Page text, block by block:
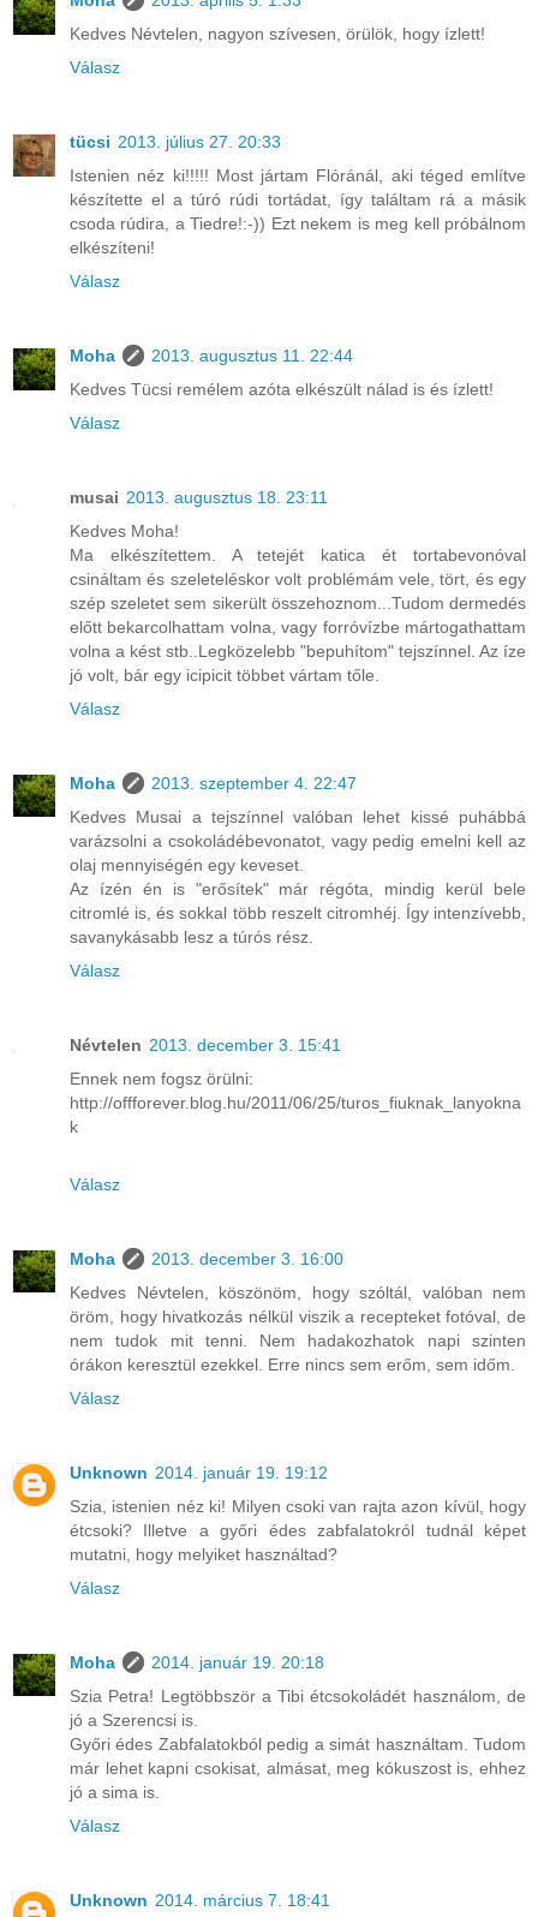
Kedves Névtelen, nagyon szívesen, örülök, hogy ízlett!
Válasz
tücsi 2013. július 27. 20:33
Istenien néz ki!!!!! Most jártam Flóránál, aki téged említve
készítette el a túró rúdi tortádat, így találtam rá a másik
csoda rúdira, a Tiedre!:-)) Ezt nekem is meg kell próbálnom
elkészíteni!
Válasz
Moha
2013. augusztus 11. 22:44
Kedves Tücsi remélem azóta elkészült nálad is és ízlett!
Válasz
musai 2013. augusztus 18. 23:11
Kedves Moha!
Ma elkészítettem. A tetejét katica ét tortabevonóval
csináltam és szeleteléskor volt problémám vele, tört, és egy
szép szeletet sem sikerült összehoznom...Tudom dermedés
előtt bekarcolhattam volna, vagy forróvízbe mártogathattam
volna a kést stb..Legközelebb "bepuhítom" tejszínnel. Az íze
jó volt, bár egy icipicit többet vártam tőle.
Válasz
Moha
2013. szeptember 4. 22:47
Kedves Musai a tejszínnel valóban lehet kissé puhábbá
varázsolni a csokoládébevonatot, vagy pedig emelni kell az
olaj mennyiségén egy keveset.
Az ízén én is "erősítek" már régóta, mindig kerül bele
citromlé is, és sokkal több reszelt citromhéj. Így intenzívebb,
savanykásabb lesz a túrós rész.
Válasz
Névtelen 2013. december 3. 15:41
Ennek nem fogsz örülni:
http://offforever.blog.hu/2011/06/25/turos_fiuknak_lanyokna
k
Válasz
Moha
2013. december 3. 16:00
Kedves Névtelen, köszönöm, hogy szóltál, valóban nem
öröm, hogy hivatkozás nélkül viszik a recepteket fotóval, de
nem tudok mit tenni. Nem hadakozhatok napi szinten
órákon keresztül ezekkel. Erre nincs sem erőm, sem időm.
Válasz
Unknown 2014. január 19. 19:12
Szia, istenien néz ki! Milyen csoki van rajta azon kívül, hogy
étcsoki? Illetve a győri édes zabfalatokról tudnál képet
mutatni, hogy melyiket használtad?
Válasz
Moha
2014. január 19. 20:18
Szia Petra! Legtöbbször a Tibi étcsokoládét használom, de
jó a Szerencsi is.
Győri édes Zabfalatokból pedig a simát használtam. Tudom
már lehet kapni csokisat, almásat, meg kókuszost is, ehhez
jó a sima is.
Válasz
Unknown 2014. március 7. 18:41